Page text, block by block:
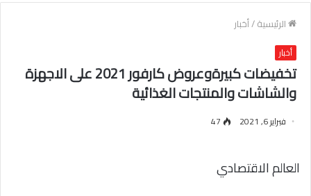
الرئيسية/أخبار
أخبار
تخفيضات كبيرةوعروض كارفور 2021 على الاجهزة
والشاشات والمنتجات الغذائية
فبراير 6, 2021 47
العالم الاقتصادي